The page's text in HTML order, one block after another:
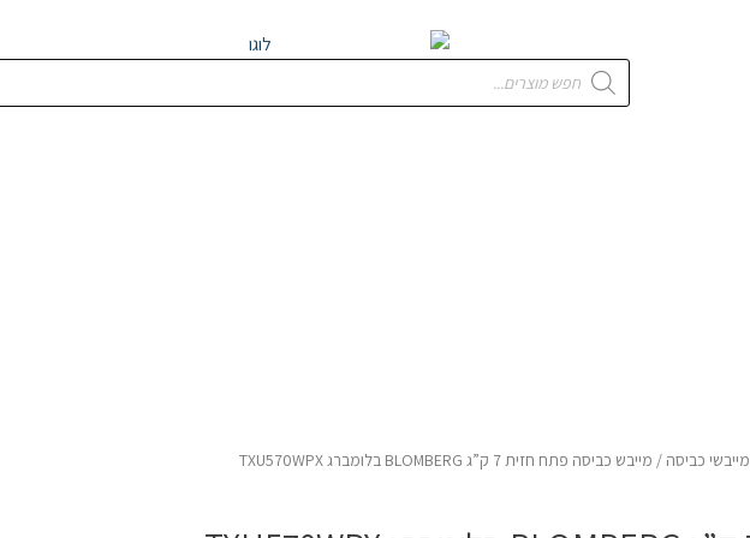
מייבשי כביסה / מייבש כביסה פתח חזית 7 ק”ג BLOMBERG בלומברג TXU570WPX